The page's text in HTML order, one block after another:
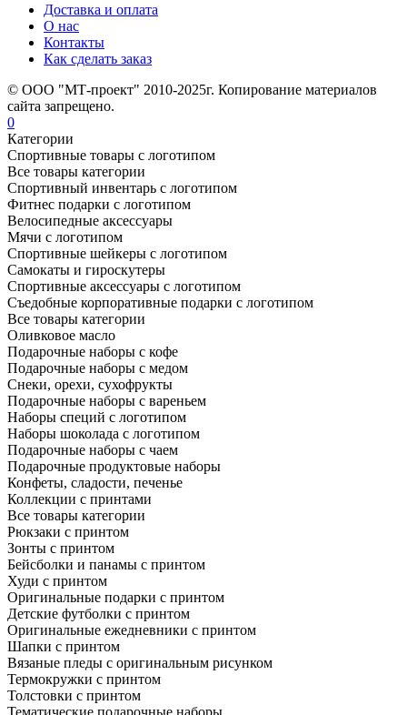
Доставка и оплата
О нас
Контакты
Как сделать заказ
© ООО "МТ-проект" 2010-2025г. Копирование материалов
сайта запрещено.
0
Категории
Спортивные товары с логотипом
Все товары категории
Спортивный инвентарь с логотипом
Фитнес подарки с логотипом
Велосипедные аксессуары
Мячи с логотипом
Спортивные шейкеры с логотипом
Самокаты и гироскутеры
Спортивные аксессуары с логотипом
Съедобные корпоративные подарки с логотипом
Все товары категории
Оливковое масло
Подарочные наборы с кофе
Подарочные наборы с медом
Снеки, орехи, сухофрукты
Подарочные наборы с вареньем
Наборы специй с логотипом
Наборы шоколада с логотипом
Подарочные наборы с чаем
Подарочные продуктовые наборы
Конфеты, сладости, печенье
Коллекции с принтами
Все товары категории
Рюкзаки с принтом
Зонты с принтом
Бейсболки и панамы с принтом
Худи с принтом
Оригинальные подарки с принтом
Детские футболки с принтом
Оригинальные ежедневники с принтом
Шапки с принтом
Вязаные пледы с оригинальным рисунком
Термокружки с принтом
Толстовки с принтом
Тематические подарочные наборы